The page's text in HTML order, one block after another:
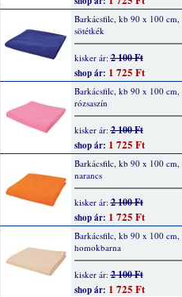
Barkácsfilc, kb 90 x 100 cm,
sötétkék
kisker ár:2 100 Ft
shop ár: 1 725 Ft
Barkácsfilc, kb 90 x 100 cm,
rózsaszín
kisker ár:2 100 Ft
shop ár: 1 725 Ft
Barkácsfilc, kb 90 x 100 cm,
narancs
kisker ár:2 100 Ft
shop ár: 1 725 Ft
Barkácsfilc, kb 90 x 100 cm,
homokbarna
kisker ár:2 100 Ft
shop ár: 1 725 Ft